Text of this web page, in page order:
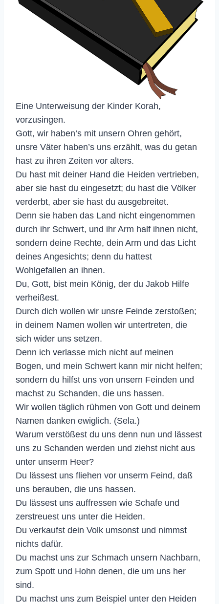
Eine Unterweisung der Kinder Korah,
vorzusingen.
Gott, wir haben’s mit unsern Ohren gehört,
unsre Väter haben’s uns erzählt, was du getan
hast zu ihren Zeiten vor alters.
Du hast mit deiner Hand die Heiden vertrieben,
aber sie hast du eingesetzt; du hast die Völker
verderbt, aber sie hast du ausgebreitet.
Denn sie haben das Land nicht eingenommen
durch ihr Schwert, und ihr Arm half ihnen nicht,
sondern deine Rechte, dein Arm und das Licht
deines Angesichts; denn du hattest
Wohlgefallen an ihnen.
Du, Gott, bist mein König, der du Jakob Hilfe
verheißest.
Durch dich wollen wir unsre Feinde zerstoßen;
in deinem Namen wollen wir untertreten, die
sich wider uns setzen.
Denn ich verlasse mich nicht auf meinen
Bogen, und mein Schwert kann mir nicht helfen;
sondern du hilfst uns von unsern Feinden und
machst zu Schanden, die uns hassen.
Wir wollen täglich rühmen von Gott und deinem
Namen danken ewiglich. (Sela.)
Warum verstößest du uns denn nun und lässest
uns zu Schanden werden und ziehst nicht aus
unter unserm Heer?
Du lässest uns fliehen vor unserm Feind, daß
uns berauben, die uns hassen.
Du lässest uns auffressen wie Schafe und
zerstreuest uns unter die Heiden.
Du verkaufst dein Volk umsonst und nimmst
nichts dafür.
Du machst uns zur Schmach unsern Nachbarn,
zum Spott und Hohn denen, die um uns her
sind.
Du machst uns zum Beispiel unter den Heiden